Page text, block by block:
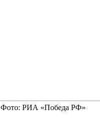
Фото: РИА «Победа РФ»